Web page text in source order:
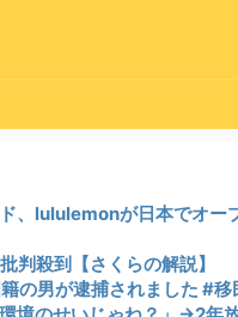
ド、lululemonが日本でオ
判殺到【さくらの解説】
の男が逮捕されました #移